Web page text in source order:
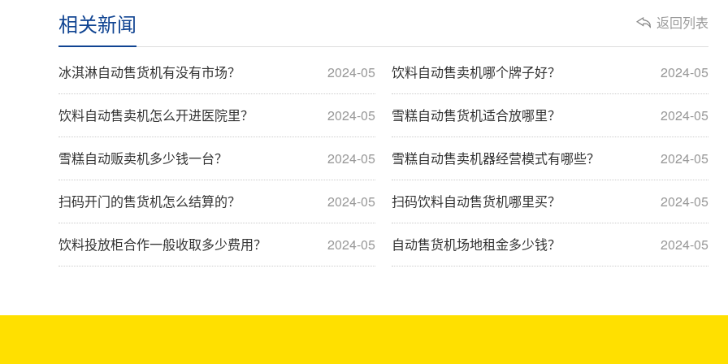
返回列表
相关新闻
2024-05
冰淇淋自动售货机有没有市场？ 2024-05
饮料自动售卖机哪个牌子好？
2024-05
饮料自动售卖机怎么开进医院里？ 2024-05
雪糕自动售货机适合放哪里？
2024-05
雪糕自动贩卖机多少钱一台？ 2024-05
雪糕自动售卖机器经营模式有哪些？
2024-05
扫码开门的售货机怎么结算的？ 2024-05
扫码饮料自动售货机哪里买？
2024-05
饮料投放柜合作一般收取多少费用？ 2024-05
自动售货机场地租金多少钱？